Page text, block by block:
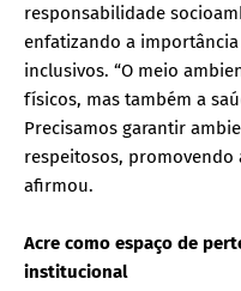
responsabilidade
enfatizando a
inclusivos. “O meio
físicos, mas também a
Precisamos garantir
respeitosos, promovendo
afirmou.
Acre como espaço de
institucional